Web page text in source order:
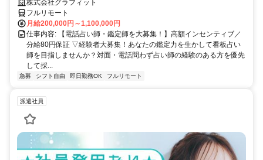
トで占いのお仕事
株式会社グラフィット
フルリモート
月給200,000円～1,100,000円
仕事内容: 【電話占い師・鑑定師を大募集！】高額インセンティブ／
分給80円保証 ▽経験者大募集！あなたの鑑定力を生かして看板占い
師を目指しませんか？対面・電話問わず占い師の経験のある方を優先
して採...
急募 シフト自由 即日勤務OK フルリモート
派遣社員